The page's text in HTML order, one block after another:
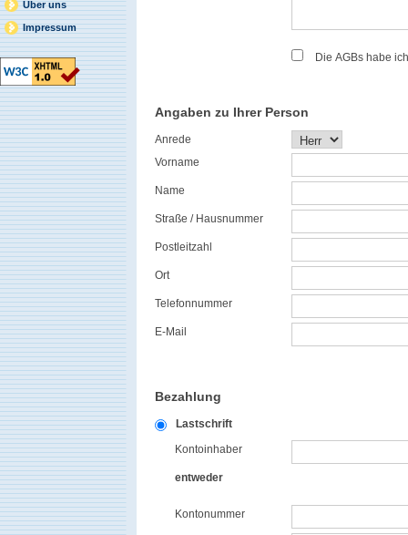
Über uns
Impressum
Die AGBs habe
Angaben zu Ihrer Person
Anrede
Vorname
Name
Straße / Hausnummer
Postleitzahl
Ort
Telefonnummer
E-Mail
Bezahlung
Lastschrift
Kontoinhaber
entweder
Kontonummer